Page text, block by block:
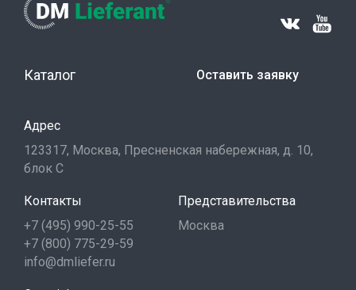
Каталог Оставить заявку
Адрес
123317, Москва, Пресненская набережная, д. 10,
блок С
Контакты
+7 (495) 990-25-55
+7 (800) 775-29-59
info@dmliefer.ru
Представительства
Москва